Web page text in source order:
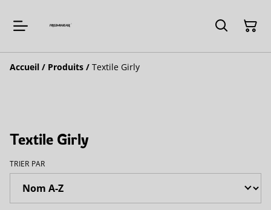
Accueil / Produits / Textile Girly
Textile Girly
TRIER PAR